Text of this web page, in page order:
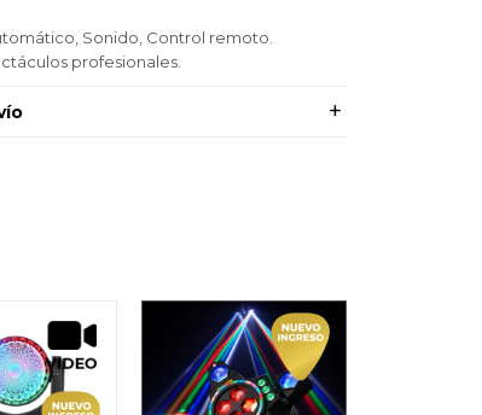
Sonido, Control remoto.
profesionales.